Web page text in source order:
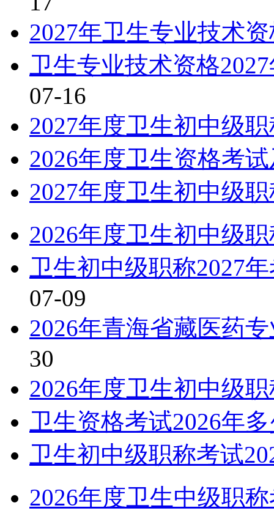
2027年卫生专业技术
卫生专业技术资格
07-16
2027年度卫生初中级
2026年度卫生资格考
2027年度卫生初中级
2026年度卫生初中级
卫生初中级职称2027
07-09
2026年青海省藏医药
30
2026年度卫生初中级
卫生资格考试2026年
卫生初中级职称考试
2026年度卫生中级职